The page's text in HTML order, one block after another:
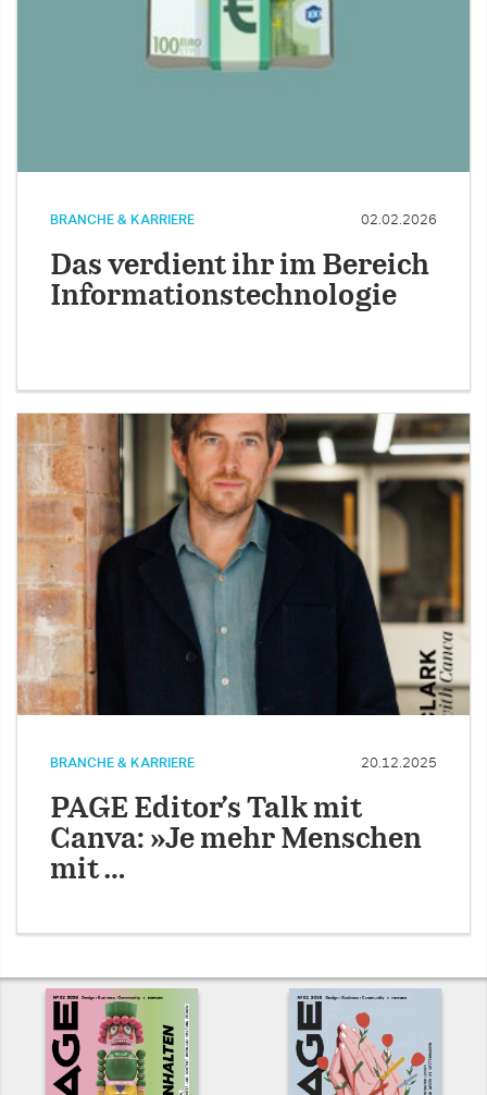
BRANCHE & KARRIERE 02.02.2026
Das verdient ihr im Bereich
Informationstechnologie
BRANCHE & KARRIERE 20.12.2025
PAGE Editor’s Talk mit
Canva: »Je mehr Menschen
mit …